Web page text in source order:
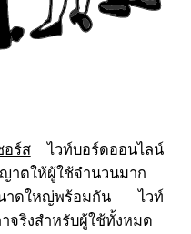
อร์สไวท์บอร์ดออนไลน์
าตให้ผู้ใช้จำนวนมาก
นาดใหญ่พร้อมกัน ไวท์
จริงสำหรับผู้ใช้ทั้งหมด